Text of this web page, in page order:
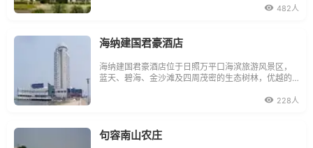
温泉酒店，已获得两项基尼斯世界记录：中国规模最
482人
海纳建国君豪酒店
海纳建国君豪酒店位于日照万平口海滨旅游风景区，
蓝天、碧海、金沙滩及四周茂密的生态树林，优越的
韵风情。推窗览海，国家水上运动训练基地尽收眼228人
句容南山农庄